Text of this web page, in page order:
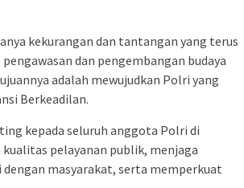
kekurangan dan tantangan yang terus
dan pengembangan budaya
adalah mewujudkan Polri yang
Berkeadilan.
kepada seluruh anggota Polri di
pelayanan publik, menjaga
masyarakat, serta memperkuat